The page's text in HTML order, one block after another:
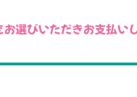
選びいただきお支払い